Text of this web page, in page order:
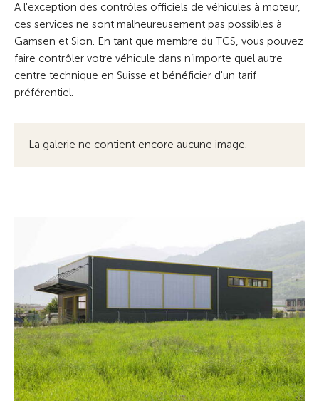
A l'exception des contrôles officiels de véhicules à moteur,
ces services ne sont malheureusement pas possibles à
Gamsen et Sion. En tant que membre du TCS, vous pouvez
faire contrôler votre véhicule dans n’importe quel autre
centre technique en Suisse et bénéficier d'un tarif
préférentiel.
La galerie ne contient encore aucune image.